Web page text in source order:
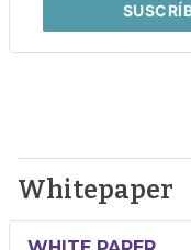
Whitepaper